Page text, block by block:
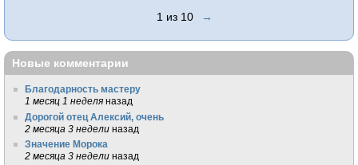
1 из 10 →
Новые комментарии
Благодарность мастеру
1 месяц 1 неделя назад
Дорогой отец Алексий, очень
2 месяца 3 недели назад
Значение Морока
2 месяца 3 недели назад